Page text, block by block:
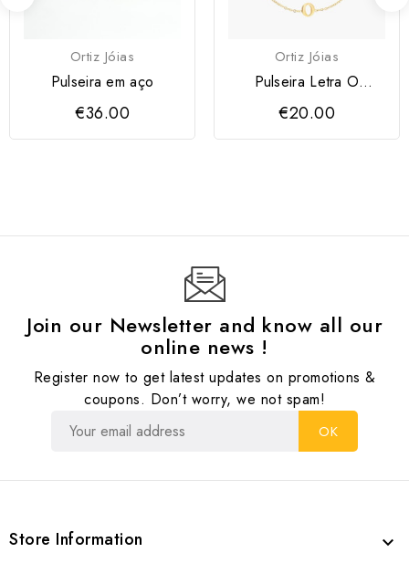
Ortiz Jóias
Pulseira em aço
€36.00
Ortiz Jóias
Pulseira Letra O
Dourada
€20.00
Join our Newsletter and know all our
online news !
Register now to get latest updates on promotions &
coupons. Don’t worry, we not spam!
Store Information 